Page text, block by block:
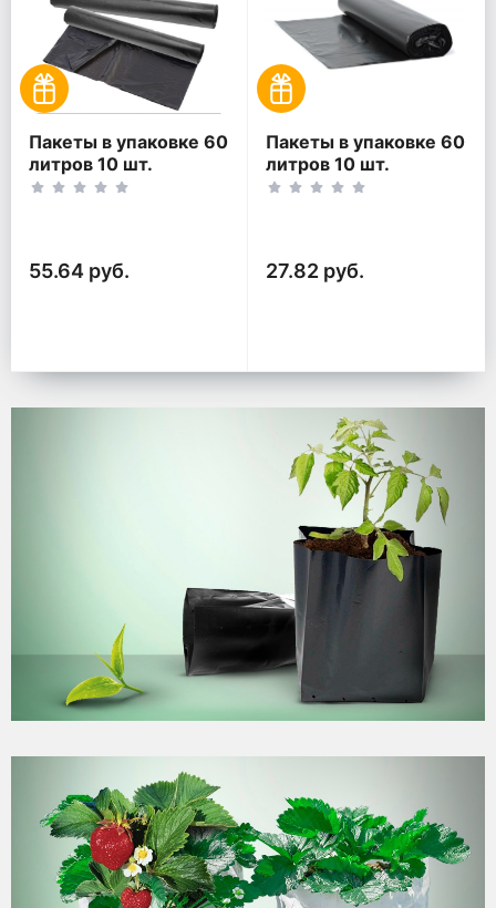
Пакеты в упаковке 60
литров 10 шт.
(10шт*2рул)
55.64 руб.
Пакеты в упаковке 60
литров 10 шт.
(10шт*1рул)
27.82 руб.